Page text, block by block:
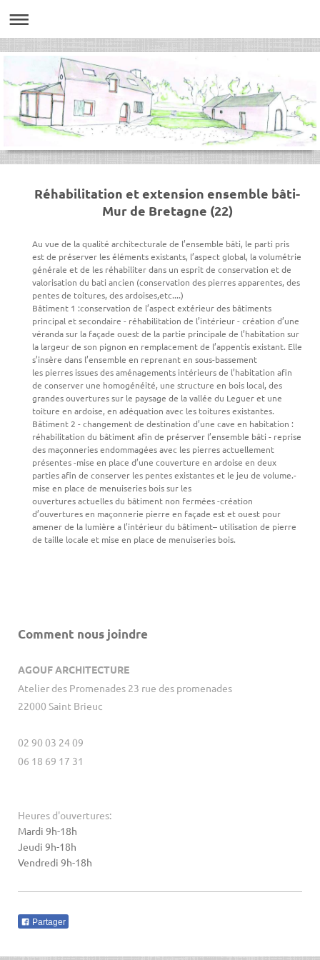
Réhabilitation et extension ensemble bâti-
Mur de Bretagne (22)
Au vue de la qualité architecturale de l’ensemble bâti, le parti pris
est de préserver les éléments existants, l’aspect global, la volumétrie
générale et de les réhabiliter dans un esprit de conservation et de
valorisation du bati ancien (conservation des pierres apparentes, des
pentes de toitures, des ardoises,etc....)
Bâtiment 1 :conservation de l’aspect extérieur des bâtiments
principal et secondaire - réhabilitation de l’intérieur - création d’une
véranda sur la façade ouest de la partie principale de l’habitation sur
la largeur de son pignon en remplacement de l’appentis existant. Elle
s’insère dans l’ensemble en reprenant en sous-bassement
les pierres issues des aménagements intérieurs de l’habitation afin
de conserver une homogénéité, une structure en bois local, des
grandes ouvertures sur le paysage de la vallée du Leguer et une
toiture en ardoise, en adéquation avec les toitures existantes.
Bâtiment 2 - changement de destination d’une cave en habitation :
réhabilitation du bâtiment afin de préserver l’ensemble bâti - reprise
des maçonneries endommagées avec les pierres actuellement
présentes -mise en place d’une couverture en ardoise en deux
parties afin de conserver les pentes existantes et le jeu de volume.-
mise en place de menuiseries bois sur les
ouvertures actuelles du bâtiment non fermées -création
d’ouvertures en maçonnerie pierre en façade est et ouest pour
amener de la lumière a l’intérieur du bâtiment– utilisation de pierre
de taille locale et mise en place de menuiseries bois.
Comment nous joindre
AGOUF ARCHITECTURE
Atelier des Promenades 23 rue des promenades
22000 Saint Brieuc
02 90 03 24 09
06 18 69 17 31
Heures d'ouvertures:
Mardi 9h-18h
Jeudi 9h-18h
Vendredi 9h-18h
Partager